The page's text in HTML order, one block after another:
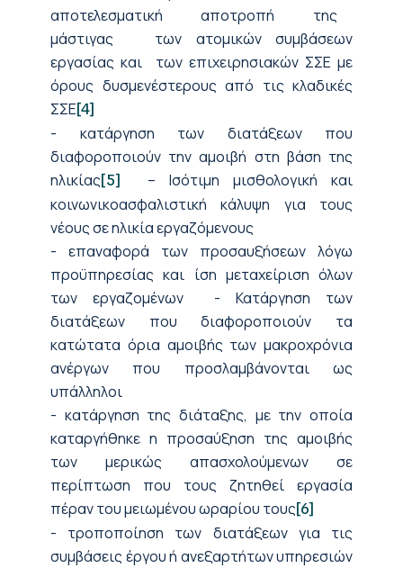
αποτελεσματική αποτροπή της
μάστιγας των ατομικών συμβάσεων
εργασίας και των επιχειρησιακών ΣΣΕ με
όρους δυσμενέστερους από τις κλαδικές
ΣΣΕ[4]
- κατάργηση των διατάξεων που
διαφοροποιούν την αμοιβή στη βάση της
ηλικίας[5]
– Ισότιμη μισθολογική και
κοινωνικοασφαλιστική κάλυψη για τους
νέους σε ηλικία εργαζόμενους
- επαναφορά των προσαυξήσεων λόγω
προϋπηρεσίας και ίση μεταχείριση όλων
των εργαζομένων - Κατάργηση των
διατάξεων που διαφοροποιούν τα
κατώτατα όρια αμοιβής των μακροχρόνια
ανέργων που προσλαμβάνονται ως
υπάλληλοι
- κατάργηση της διάταξης, με την οποία
καταργήθηκε η προσαύξηση της αμοιβής
των μερικώς απασχολούμενων σε
περίπτωση που τους ζητηθεί εργασία
πέραν του μειωμένου ωραρίου τους[6]
- τροποποίηση των διατάξεων για τις
συμβάσεις έργου ή ανεξαρτήτων υπηρεσιών